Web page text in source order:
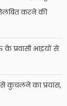
करने की
प्रवासी भाइयों से
कुचलने का प्रयास,